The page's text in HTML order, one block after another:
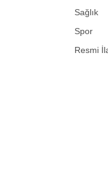
Sağlık
Spor
Resmi